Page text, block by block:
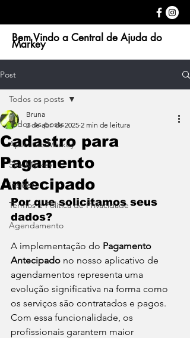
Bem Vindo a Central de Ajuda do
Markey
Post
Todos os posts
Aplicativo Markey
Site Markey
Insider
Termos e Política de Privacidade
Agendamento
Todos os posts
Cadastro para
Pagamento
Antecipado
Bruna
2 de abr. de 2025 2 min de leitura
Por que solicitamos seus
dados?
A implementação do Pagamento
Antecipado no nosso aplicativo de
agendamentos representa uma
evolução significativa na forma como
os serviços são contratados e pagos.
Com essa funcionalidade, os
profissionais garantem maior